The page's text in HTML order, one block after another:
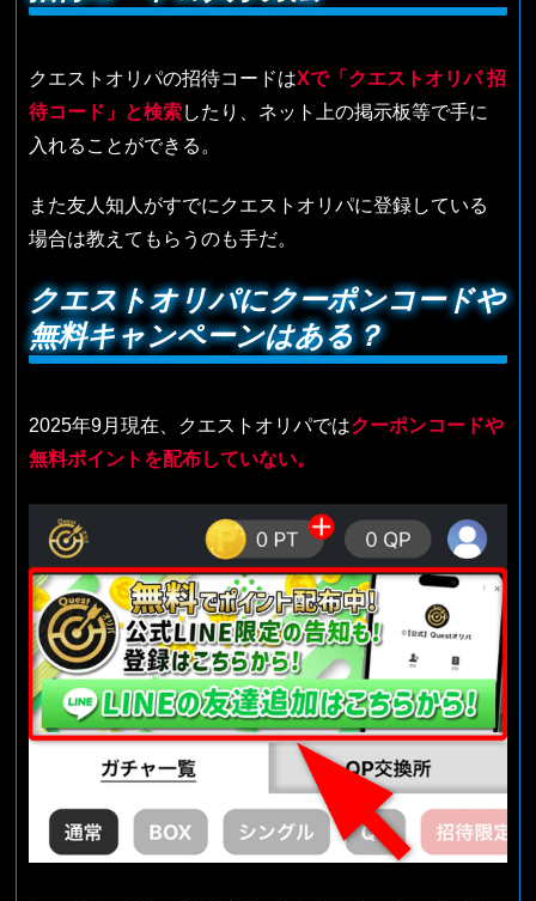
クエストオリパの招待コードはXで「クエストオリパ 招
待コード」と検索したり、ネット上の掲示板等で手に
入れることができる。
また友人知人がすでにクエストオリパに登録している
場合は教えてもらうのも手だ。
クエストオリパにクーポンコードや
無料キャンペーンはある？
2025年9月現在、クエストオリパではクーポンコードや
無料ポイントを配布していない。